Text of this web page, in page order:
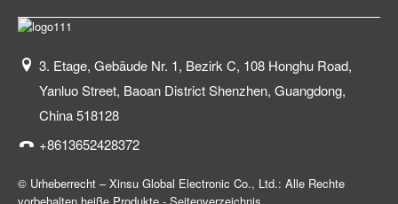
3. Etage, Gebäude Nr. 1, Bezirk C, 108 Honghu Road,
Yanluo Street, Baoan District Shenzhen, Guangdong,
China 518128
+8613652428372
© Urheberrecht – Xinsu Global Electronic Co., Ltd.: Alle Rechte